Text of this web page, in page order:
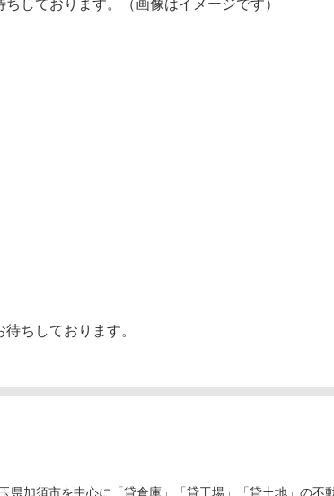
しております。（画像はイメージです）
ちしております。
県加須市を中心に「貸倉庫」「貸工場」「貸土地」の不